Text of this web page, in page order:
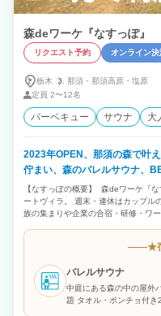
森deワーケ『なすっぽ』
リクエスト予約 オンライン決
栃木 那須・ 那須高原・ 塩原
定員 2〜12名
バーベキュー サウナ 大
2023年OPEN、那須の森で叶
佇まい、森のバレルサウナ、
【なすっぽの概要】 森deワーケ『
ートヴィラ。 週末・連休はカップル
族の集まりや企業の合宿・研修・ワ
気にせず過ごせるプライベート空間
小さなお子様連れでも安心。5部屋
いりません。春は新緑、夏は森林浴
が主役です。 **平日は、複数家族・
集まりや、企業の役員会議・開発合
★
バレルサウナ
中庭にある森の中の屋外
題 タオル・ポンチョ付